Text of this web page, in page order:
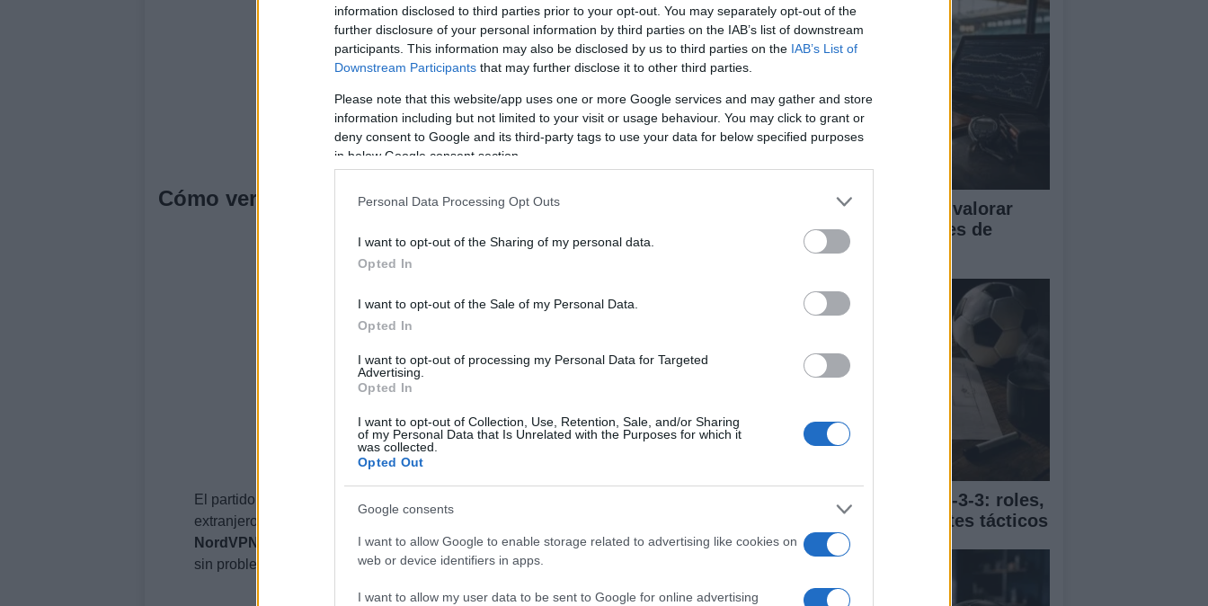
information disclosed to third parties prior to your opt-out. You may separately opt-out of the
further disclosure of your personal information by third parties on the IAB’s list of downstream
participants. This information may also be disclosed by us to third parties on the IAB’s List of
Downstream Participants that may further disclose it to other third parties.
Please note that this website/app uses one or more Google services and may gather and store
information including but not limited to your visit or usage behaviour. You may click to grant or
deny consent to Google and its third-party tags to use your data for below specified purposes
in below Google consent section.
Personal Data Processing Opt Outs
I want to opt-out of the Sharing of my personal data.
Opted In
I want to opt-out of the Sale of my Personal Data.
Opted In
I want to opt-out of processing my Personal Data for Targeted
Advertising.
Opted In
I want to opt-out of Collection, Use, Retention, Sale, and/or Sharing
of my Personal Data that Is Unrelated with the Purposes for which it
was collected.
Opted Out
Google consents
I want to allow Google to enable storage related to advertising like cookies on
web or device identifiers in apps.
I want to allow my user data to be sent to Google for online advertising
Cómo ver el partido en directo
El partido se transmitirá en directo a través de
extranjero, podrías necesitar una
NordVPN
pueden ayudarte a establecer una conexión segura y disfrutar del encuentro
sin problemas.
Métricas clave para valorar
amistosos y sesiones de
entrenamiento
Guía completa del 4-3-3: roles,
movimientos y ajustes tácticos